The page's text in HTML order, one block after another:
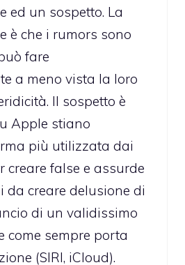
ed un sospetto. La
è che i rumors sono
fare
a meno vista la loro
Il sospetto è
Apple stiano
più utilizzata dai
creare false e assurde
da creare delusione di
di un validissimo
come sempre porta
(SIRI, iCloud).